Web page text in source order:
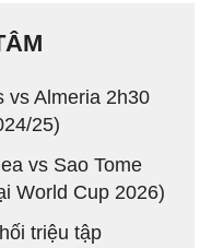
vs Almeria 2h30
25)
vs Sao Tome
World Cup 2026)
triệu tập